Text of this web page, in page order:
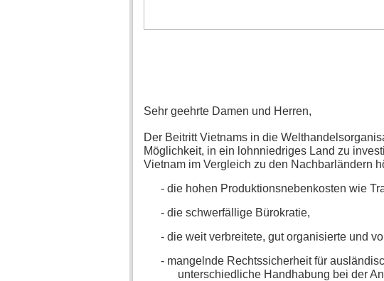
Sehr geehrte Damen und Herren,
Der Beitritt Vietnams in die
Möglichkeit, in ein lohnniedriges Land zu
Vietnam im Vergleich zu den Nachbarländern
- die hohen Produktionsnebenkosten wie
- die schwerfällige Bürokratie,
- die weit verbreitete, gut organisierte und
- mangelnde Rechtssicherheit für
unterschiedliche Handhabung bei der